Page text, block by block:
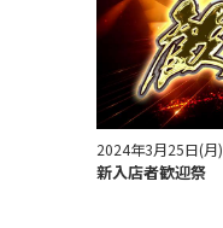
2024年3月25日(月)
新入店者歓迎祭